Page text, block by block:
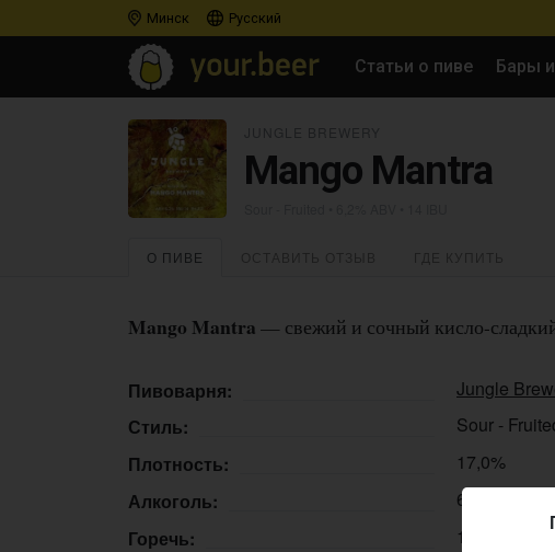
Минск Русский
Статьи о пиве Бары
Mango Mantra
О ПИВЕ
Mango Mantra — свежий и сочный кисло-
Пивоварня:
Jungle
Стиль:
Sour -
Плотность:
17,0%
Алкоголь:
6,2%
Горечь:
14 IBU